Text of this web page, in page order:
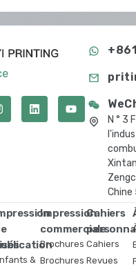
N ° 3
Chine
&
Impression
commerciale
Brochures
Brochures
Cahiers
Cahiers
Revues